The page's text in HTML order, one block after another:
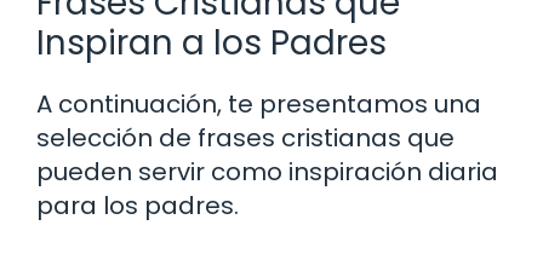
Inspiran a los Padres
A continuación, te presentamos una
selección de frases cristianas que
pueden servir como inspiración diaria
para los padres.